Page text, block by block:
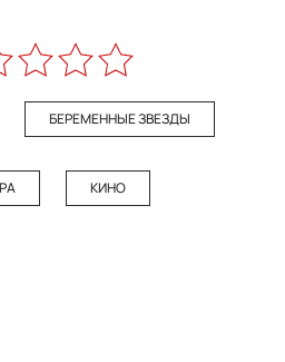
БЕРЕМЕННЫЕ ЗВЕЗДЫ
КИНО